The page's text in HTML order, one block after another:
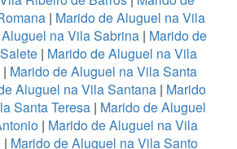
| Marido de Aluguel na Vila
na Vila Sabrina| Marido de
| Marido de Aluguel na Vila
| Marido de Aluguel na Vila Santa
Aluguel na Vila Santana| Marido
Santa Teresa| Marido de Aluguel
| Marido de Aluguel na Vila
| Marido de Aluguel na Vila Santo